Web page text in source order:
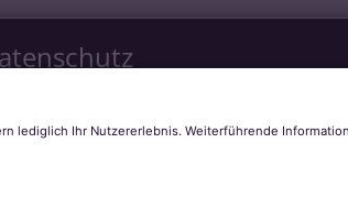
Inhalte (Videos über Youtube,
welche Kategorien Sie zulassen